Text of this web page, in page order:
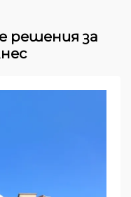
решения за